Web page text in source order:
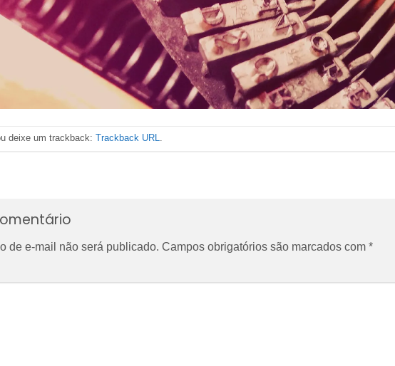
deixe um trackback: Trackback URL.
de e-mail não será publicado. Campos obrigatórios são marcados com *